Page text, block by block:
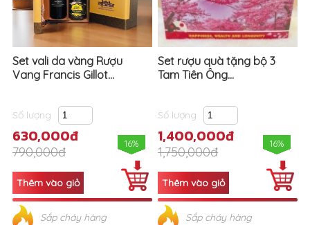
Set vali da vàng Rượu
Vang Francis Gillot...
Số lượng
630,000đ
790,000đ
16%
Sắp cháy hàng
Set rượu quà tặng bộ 3
Tam Tiên Ông...
Số lượng
1,400,000đ
1,750,000đ
16%
Sắp cháy hàng